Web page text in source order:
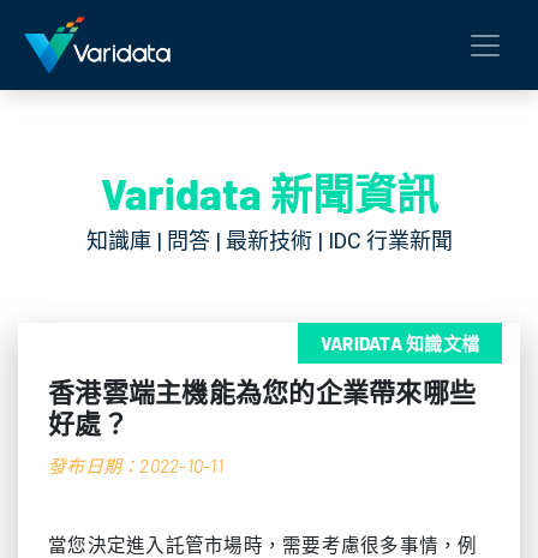
Varidata 新聞資訊
知識庫 | 問答 | 最新技術 | IDC 行業新聞
VARIDATA 知識文檔
香港雲端主機能為您的企業帶來哪些
好處？
發布日期：2022-10-11
當您決定進入託管市場時，需要考慮很多事情，例